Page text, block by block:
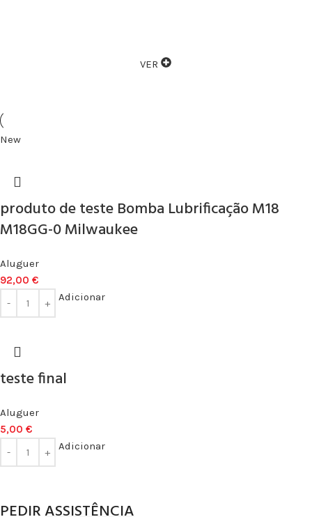
VER
New
produto de teste Bomba Lubrificação M18
M18GG-0 Milwaukee
Aluguer
92,00 €
Adicionar
teste final
Aluguer
5,00 €
Adicionar
PEDIRASSISTÊNCIA